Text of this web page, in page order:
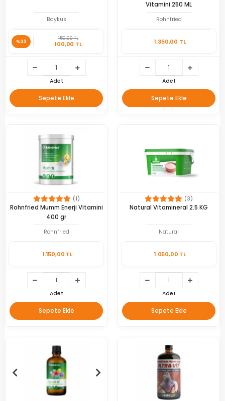
Baykus
%33
150,00 TL
100,00 TL
Adet
Sepete Ekle
Vitamini 250 ML
Rohnfried
1.350,00 TL
Adet
Sepete Ekle
(1)
Rohnfried Mumm Enerji Vitamini
400 gr
Rohnfried
1.150,00 TL
Adet
Sepete Ekle
(3)
Natural Vitamineral 2.5 KG
Natural
1.050,00 TL
Adet
Sepete Ekle